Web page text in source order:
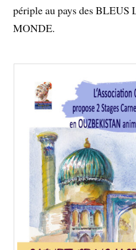
périple au pays des
MONDE.